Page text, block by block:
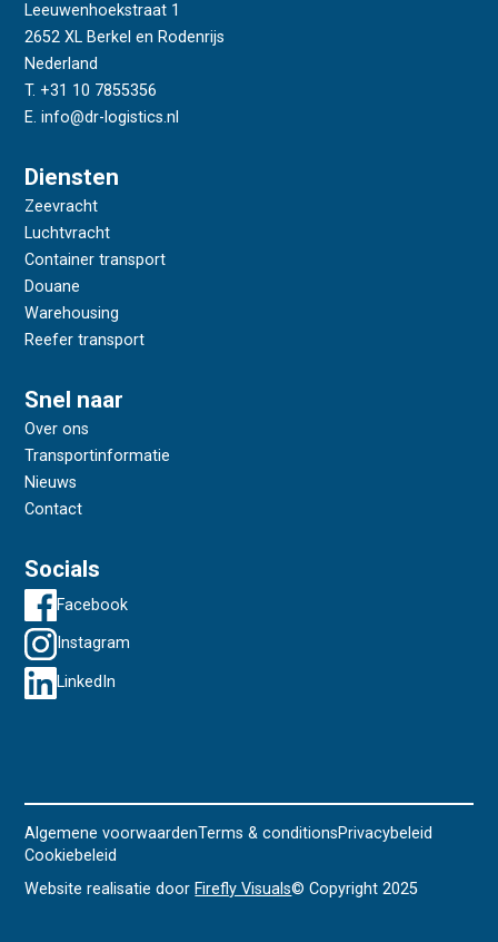
Leeuwenhoekstraat 1
2652 XL Berkel en Rodenrijs
Nederland
T. +31 10 7855356
E. info@dr-logistics.nl
Diensten
Zeevracht
Luchtvracht
Container transport
Douane
Warehousing
Reefer transport
Snel naar
Over ons
Transportinformatie
Nieuws
Contact
Socials
Facebook
Instagram
LinkedIn
Algemene voorwaardenTerms & conditionsPrivacybeleid
Cookiebeleid
Website realisatie door Firefly Visuals© Copyright 2025